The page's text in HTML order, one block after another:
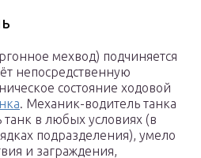
мехвод) подчиняется
непосредственную
состояние ходовой
. Механик-водитель танка
в любых условиях (в
подразделения), умело
и заграждения,